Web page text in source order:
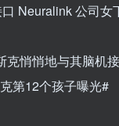
Neuralink 公司女
悄悄地与其脑机
第12个孩子曝光#